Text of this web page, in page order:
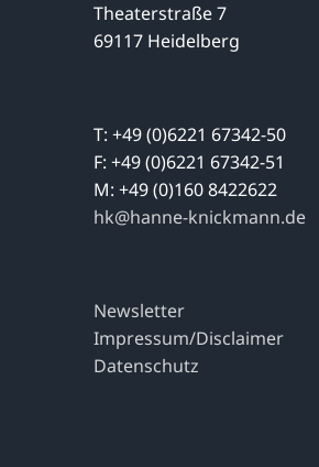
Theaterstraße 7
69117 Heidelberg
T: +49 (0)6221 67342-50
F: +49 (0)6221 67342-51
M: +49 (0)160 8422622
hk@hanne-knickmann.de
Newsletter
Impressum/Disclaimer
Datenschutz